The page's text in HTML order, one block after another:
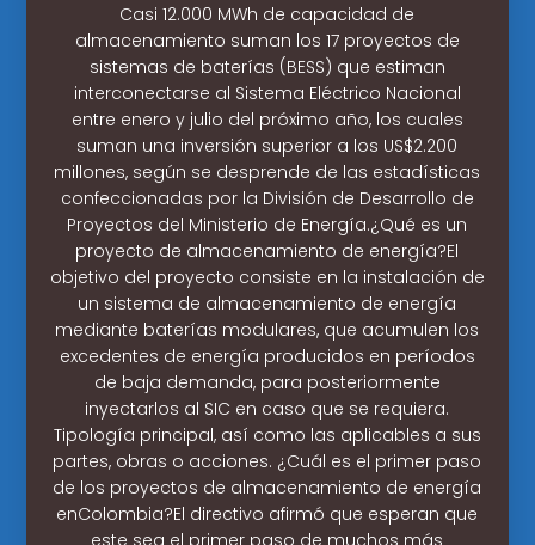
Casi 12.000 MWh de capacidad de
almacenamiento suman los 17 proyectos de
sistemas de baterías (BESS) que estiman
interconectarse al Sistema Eléctrico Nacional
entre enero y julio del próximo año, los cuales
suman una inversión superior a los US$2.200
millones, según se desprende de las estadísticas
confeccionadas por la División de Desarrollo de
Proyectos del Ministerio de Energía.¿Qué es un
proyecto de almacenamiento de energía?El
objetivo del proyecto consiste en la instalación de
un sistema de almacenamiento de energía
mediante baterías modulares, que acumulen los
excedentes de energía producidos en períodos
de baja demanda, para posteriormente
inyectarlos al SIC en caso que se requiera.
Tipología principal, así como las aplicables a sus
partes, obras o acciones. ¿Cuál es el primer paso
de los proyectos de almacenamiento de energía
enColombia?El directivo afirmó que esperan que
este sea el primer paso de muchos más